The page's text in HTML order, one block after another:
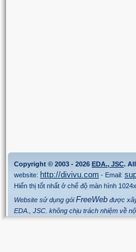
Copyright © 2003 - 2026 EDA., JSC.
website: http://divivu.com - Email:
Hiển thị tốt nhất ở chế độ màn hình
Website sử dụng góiFreeWeb được
EDA., JSC. không chịu trách nhiệm về